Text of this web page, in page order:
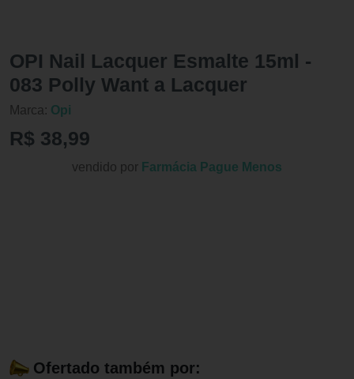
OPI Nail Lacquer Esmalte 15ml -
083 Polly Want a Lacquer
Marca: Opi
R$ 38,99
vendido por Farmácia Pague Menos
Ofertado também por: